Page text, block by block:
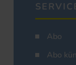
Abo
Abo